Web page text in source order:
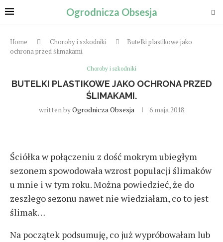
Ogrodnicza Obsesja
Home Choroby i szkodniki
Butelki plastikowe jako
ochrona przed ślimakami.
Choroby i szkodniki
BUTELKI PLASTIKOWE JAKO OCHRONA PRZED
ŚLIMAKAMI.
written byOgrodnicza Obsesja 6 maja 2018
Ściółka w połączeniu z dość mokrym ubiegłym
sezonem spowodowała wzrost populacji ślimaków
u mnie i w tym roku. Można powiedzieć, że do
zeszłego sezonu nawet nie wiedziałam, co to jest
ślimak…
Na początek podsumuję, co już wypróbowałam lub